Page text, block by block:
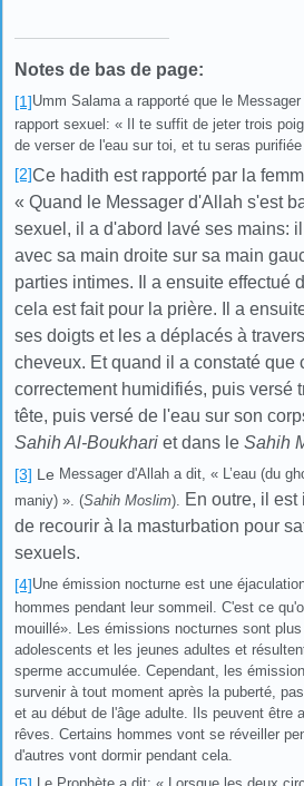
Notes de bas de page:
[1]Umm Salama a rapporté que le
rapport sexuel: « Il te suffit de jeter trois
de verser de l'eau sur toi, et tu seras
[2]Ce hadith est rapporté par la
« Quand le Messager d'Allah s'est
sexuel, il a d'abord lavé ses mains:
avec sa main droite sur sa main
parties intimes. Il a ensuite effectué
cela est fait pour la prière. Il a
ses doigts et les a déplacés à
cheveux. Et quand il a constaté que
correctement humidifiés, puis versé
tête, puis versé de l'eau sur son
Sahih Al-Boukhari et dans le Sahih
[3] Le Messager d'Allah a dit, « L’eau (du
maniy) ». (Sahih Moslim).
En outre, il
de recourir à la masturbation pour
sexuels.
[4]Une émission nocturne est une
hommes pendant leur sommeil. C'est ce
mouillé». Les émissions nocturnes sont
adolescents et les jeunes adultes et
sperme accumulée. Cependant, les
survenir à tout moment après la puberté,
et au début de l'âge adulte. Ils peuvent être
rêves. Certains hommes vont se réveiller
d'autres vont dormir pendant cela.